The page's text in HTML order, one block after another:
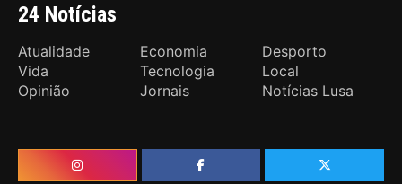
24 Notícias
Atualidade Economia
Desporto
Vida
Tecnologia
Local
Opinião
Jornais Notícias Lusa